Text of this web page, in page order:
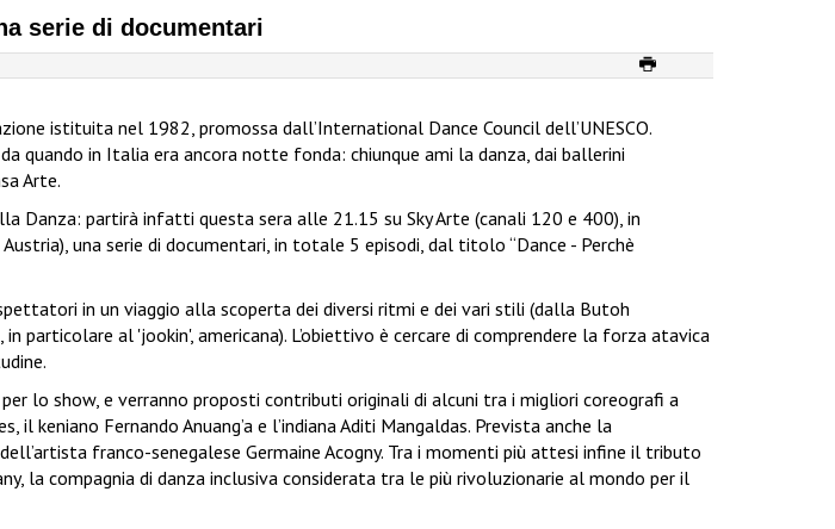
serie di documentari
istituita nel 1982, promossa dall’International Dance Council dell’UNESCO.
quando in Italia era ancora notte fonda: chiunque ami la danza, dai ballerini
Arte.
Danza: partirà infatti questa sera alle 21.15 su Sky Arte (canali 120 e 400), in
una serie di documentari, in totale 5 episodi, dal titolo “Dance - Perchè
in un viaggio alla scoperta dei diversi ritmi e dei vari stili (dalla Butoh
al 'jookin', americana). L’obiettivo è cercare di comprendere la forza atavica
lo show, e verranno proposti contributi originali di alcuni tra i migliori coreografi a
keniano Fernando Anuang’a e l’indiana Aditi Mangaldas. Prevista anche la
franco-senegalese Germaine Acogny. Tra i momenti più attesi infine il tributo
la compagnia di danza inclusiva considerata tra le più rivoluzionarie al mondo per il